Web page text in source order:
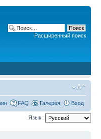
Расширенный поиск
FAQ Галерея Вход
Язык: